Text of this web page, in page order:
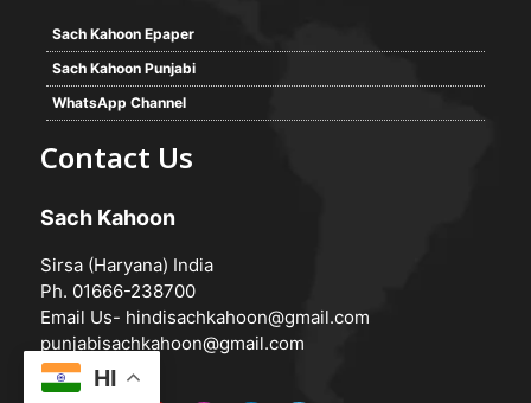
Sach Kahoon Epaper
Sach Kahoon Punjabi
WhatsApp Channel
Contact Us
Sach Kahoon
Sirsa (Haryana) India
Ph. 01666-238700
Email Us- hindisachkahoon@gmail.com
punjabisachkahoon@gmail.com
HI